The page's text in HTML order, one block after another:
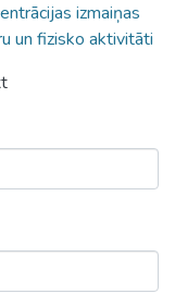
izmaiņas
un fizisko aktivitāti